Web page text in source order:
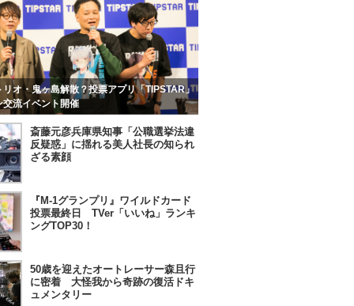
リオ・鬼ヶ島解散？投票アプリ「TIPSTAR」
交流イベント開催
斎藤元彦兵庫県知事「公職選挙法違
反疑惑」に揺れる美人社長の知られ
ざる素顔
『M-1グランプリ』ワイルドカード
投票最終日 TVer「いいね」ランキ
ングTOP30！
50歳を迎えたオートレーサー森且行
に密着 大怪我から奇跡の復活ドキ
ュメンタリー